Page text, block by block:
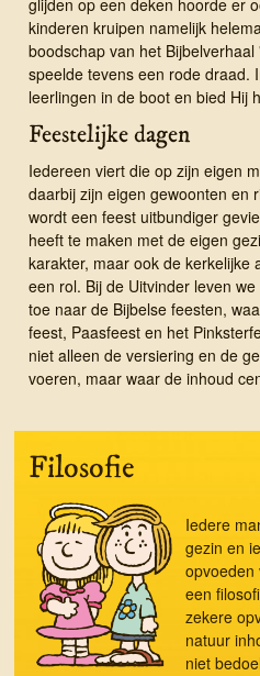
glijden op een deken hoorde er
kinderen kruipen namelijk
boodschap van het
speelde tevens een rode draad.
leerlingen in de boot en bied Hij
Feestelijke dagen
Iedereen viert die op zijn eigen
daarbij zijn eigen gewoonten en
wordt een feest uitbundiger
heeft te maken met de eigen
karakter, maar ook de kerkelijke
een rol. Bij de Uitvinder leven
toe naar de Bijbelse feesten,
feest, Paasfeest en het
niet alleen de versiering en de
voeren, maar waar de inhoud
Filosofie
Iedere
gezin en
opvoeden
een
zekere
natuur
niet